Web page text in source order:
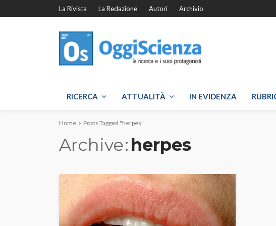
La Rivista La Redazione Autori Archivio
RICERCA ATTUALITÀ IN EVIDENZA
Home Posts Tagged "herpes"
Archive herpes